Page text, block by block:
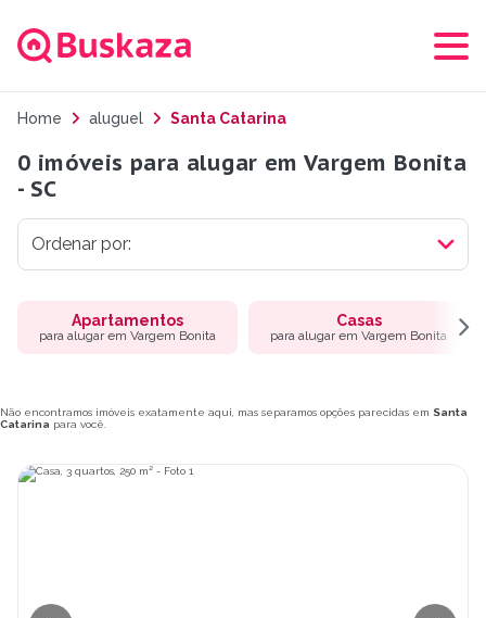
Home aluguel Santa Catarina
0 imóveis para alugar em Vargem Bonita
- SC
Apartamentos
para alugar em Vargem Bonita
Casas
para alugar em Vargem Bonita
Não encontramos imóveis exatamente aqui, mas separamos opções parecidas em Santa
Catarina para você.